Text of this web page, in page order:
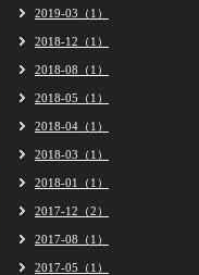
2019-03（1）
2018-12（1）
2018-08（1）
2018-05（1）
2018-04（1）
2018-03（1）
2018-01（1）
2017-12（2）
2017-08（1）
2017-05（1）